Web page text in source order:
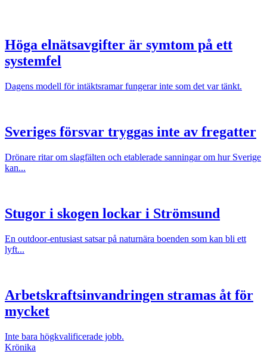
Höga elnätsavgifter är symtom på ett
systemfel
Dagens modell för intäktsramar fungerar inte som det var tänkt.
Sveriges försvar tryggas inte av fregatter
Drönare ritar om slagfälten och etablerade sanningar om hur Sverige
kan...
Stugor i skogen lockar i Strömsund
En outdoor-entusiast satsar på naturnära boenden som kan bli ett
lyft...
Arbetskraftsinvandringen stramas åt för
mycket
Inte bara högkvalificerade jobb.
Krönika